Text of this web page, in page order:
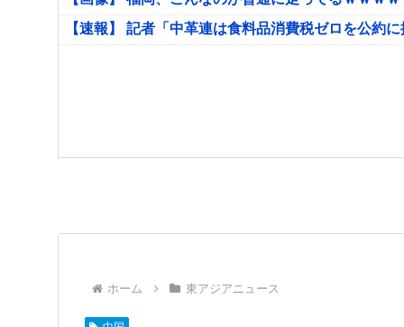
【速報】 記者「中革連は食料品消費税ゼロを公約
ホーム 東アジアニュース